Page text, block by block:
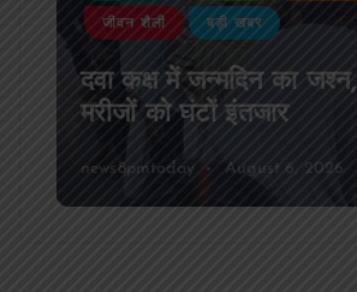
आजमगढ़ अज्ञात वाहन की
टक्कर से पूर्व SSB सुबेदार की
मौत,मचा कोहराम
news8pmtoday August 6, 2026